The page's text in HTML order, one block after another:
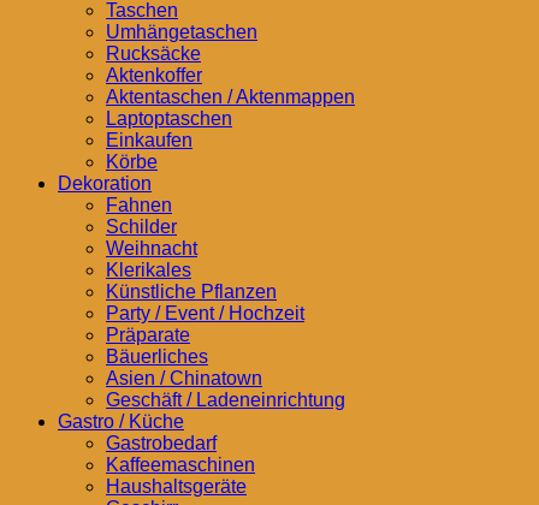
Taschen
Umhängetaschen
Rucksäcke
Aktenkoffer
Aktentaschen / Aktenmappen
Laptoptaschen
Einkaufen
Körbe
Dekoration
Fahnen
Schilder
Weihnacht
Klerikales
Künstliche Pflanzen
Party / Event / Hochzeit
Präparate
Bäuerliches
Asien / Chinatown
Geschäft / Ladeneinrichtung
Gastro / Küche
Gastrobedarf
Kaffeemaschinen
Haushaltsgeräte